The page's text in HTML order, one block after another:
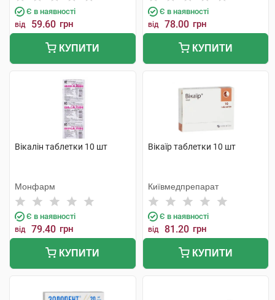
Є в наявності
від 59.60 грн
КУПИТИ
Є в наявності
від 78.00 грн
КУПИТИ
Вікалін таблетки 10 шт
Монфарм
Є в наявності
від 79.40 грн
КУПИТИ
Вікаїр таблетки 10 шт
Київмедпрепарат
Є в наявності
від 81.20 грн
КУПИТИ